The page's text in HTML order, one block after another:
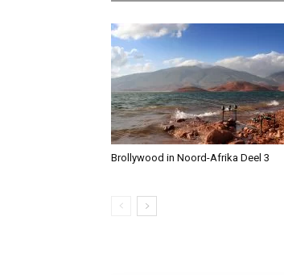
Brollywood in Noord-Afrika Deel 3